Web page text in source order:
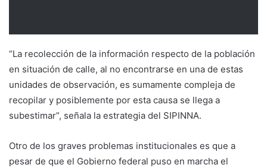
“La recolección de la información respecto de la población
en situación de calle, al no encontrarse en una de estas
unidades de observación, es sumamente compleja de
recopilar y posiblemente por esta causa se llega a
subestimar”, señala la estrategia del SIPINNA.
Otro de los graves problemas institucionales es que a
pesar de que el Gobierno federal puso en marcha el